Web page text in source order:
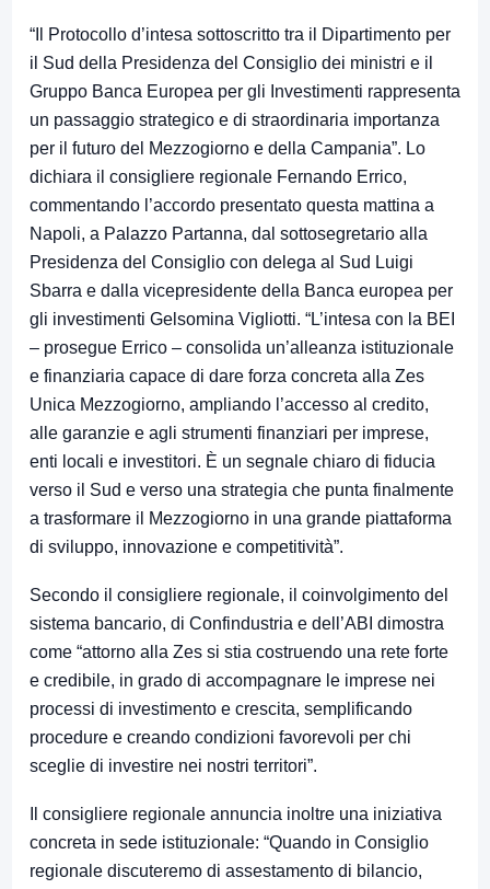
“Il Protocollo d’intesa sottoscritto tra il Dipartimento per
il Sud della Presidenza del Consiglio dei ministri e il
Gruppo Banca Europea per gli Investimenti rappresenta
un passaggio strategico e di straordinaria importanza
per il futuro del Mezzogiorno e della Campania”. Lo
dichiara il consigliere regionale Fernando Errico,
commentando l’accordo presentato questa mattina a
Napoli, a Palazzo Partanna, dal sottosegretario alla
Presidenza del Consiglio con delega al Sud Luigi
Sbarra e dalla vicepresidente della Banca europea per
gli investimenti Gelsomina Vigliotti. “L’intesa con la BEI
– prosegue Errico – consolida un’alleanza istituzionale
e finanziaria capace di dare forza concreta alla Zes
Unica Mezzogiorno, ampliando l’accesso al credito,
alle garanzie e agli strumenti finanziari per imprese,
enti locali e investitori. È un segnale chiaro di fiducia
verso il Sud e verso una strategia che punta finalmente
a trasformare il Mezzogiorno in una grande piattaforma
di sviluppo, innovazione e competitività”.
Secondo il consigliere regionale, il coinvolgimento del
sistema bancario, di Confindustria e dell’ABI dimostra
come “attorno alla Zes si stia costruendo una rete forte
e credibile, in grado di accompagnare le imprese nei
processi di investimento e crescita, semplificando
procedure e creando condizioni favorevoli per chi
sceglie di investire nei nostri territori”.
Il consigliere regionale annuncia inoltre una iniziativa
concreta in sede istituzionale: “Quando in Consiglio
regionale discuteremo di assestamento di bilancio,